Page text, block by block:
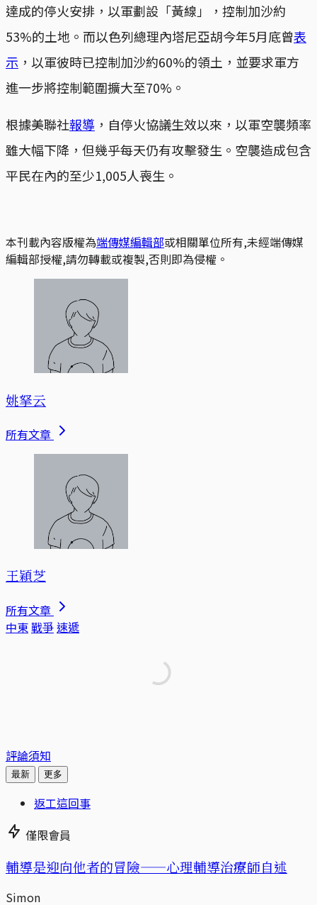
達成的停火安排，以軍劃設「黃線」，控制加沙約
53%的土地。而以色列總理內塔尼亞胡今年5月底曾表
示 ，以軍彼時已控制加沙約60%的領土，並要求軍方
進一步將控制範圍擴大至70%。
根據美聯社報導 ，自停火協議生效以來，以軍空襲頻率
雖大幅下降，但幾乎每天仍有攻擊發生。空襲造成包含
平民在內的至少1,005人喪生。
本刊載內容版權為端傳媒編輯部或相關單位所有,未經端傳媒
編輯部授權,請勿轉載或複製,否則即為侵權。
姚拏云
所有文章
王穎芝
所有文章
中東戰爭速遞
評論須知
最新 更多
返工這回事
僅限會員
輔導是迎向他者的冒險——心理輔導治療師自述
Simon